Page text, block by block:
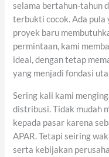
selama bertahun-tahun
terbukti cocok. Ada pula
proyek baru
permintaan, kami
ideal, dengan tetap
yang menjadi fondasi
Sering kali kami
distribusi. Tidak mudah
kepada pasar karena
APAR. Tetapi seiring
serta kebijakan